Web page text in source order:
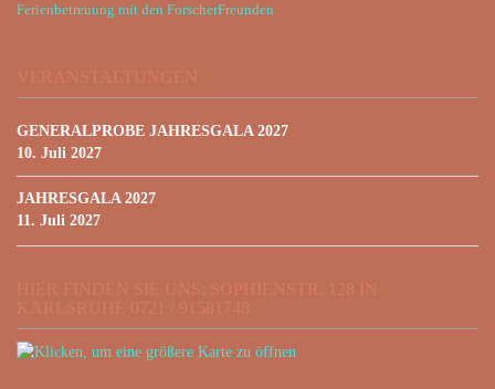
Ferienbetreuung mit den ForscherFreunden
VERANSTALTUNGEN
GENERALPROBE JAHRESGALA 2027
10. Juli 2027
JAHRESGALA 2027
11. Juli 2027
HIER FINDEN SIE UNS: SOPHIENSTR. 128 IN
KARLSRUHE 0721 / 91581748